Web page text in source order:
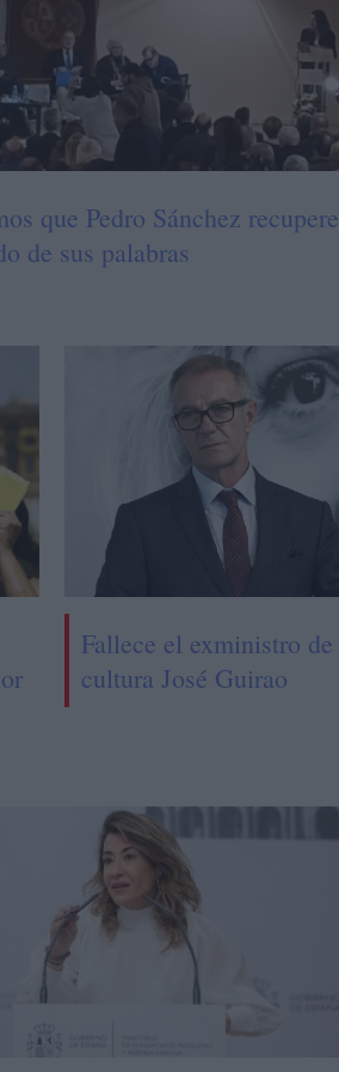
que Pedro Sánchez recupere
de sus palabras
Fallece el exministro de
cultura José Guirao